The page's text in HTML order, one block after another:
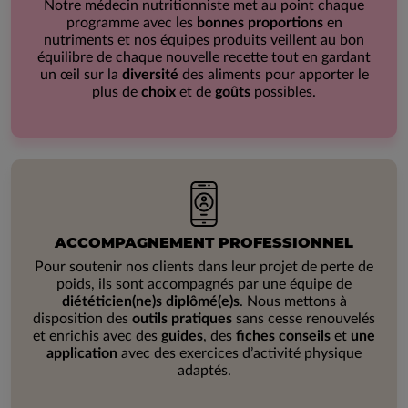
Notre médecin nutritionniste met au point chaque
programme avec les bonnes proportionsen
nutriments et nos équipes produits veillent au bon
équilibre de chaque nouvelle recette tout en gardant
un œil sur la diversité des aliments pour apporter le
plus de choix et de goûts possibles.
ACCOMPAGNEMENT PROFESSIONNEL
Pour soutenir nos clients dans leur projet de perte de
poids, ils sont accompagnés par une équipe de
diététicien(ne)s diplômé(e)s. Nous mettons à
disposition des outils pratiques sans cesse renouvelés
et enrichis avec des guides, des fiches conseils et une
application avec des exercices d’activité physique
adaptés.